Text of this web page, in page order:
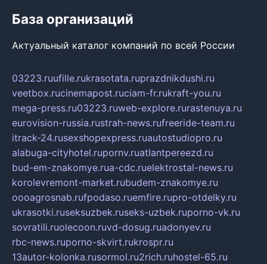
База организаций
Актуальный каталог компаний по всей России
03223.ruufille.rukrasotata.ruprazdnikdushi.ru
veetbox.rucinemapost.ruciam-fr.rukraft-you.ru
mega-press.ru03223.ruweb-explore.rurastenuya.ru
eurovision-russia.rustrah-news.rufreeride-team.ru
itrack-24.rusexshopexpress.ruautostudiopro.ru
alabuga-cityhotel.rupornv.ruatlantpereezd.ru
bud-em-znakomye.rua-cdc.ruelektrostal-news.ru
korolevremont-market.rubudem-znakomye.ru
oooagrosnab.rufpodaso.ruemfire.rupro-otdelky.ru
ukrasotki.ruseksuzbek.ruseks-uzbek.ruporno-vk.ru
sovratili.ruolecoon.ruvd-dosug.ruadonyev.ru
rbc-news.ruporno-skvirt.rukrospr.ru
13autor-kolonka.rusormol.ru2rich.ruhostel-65.ru